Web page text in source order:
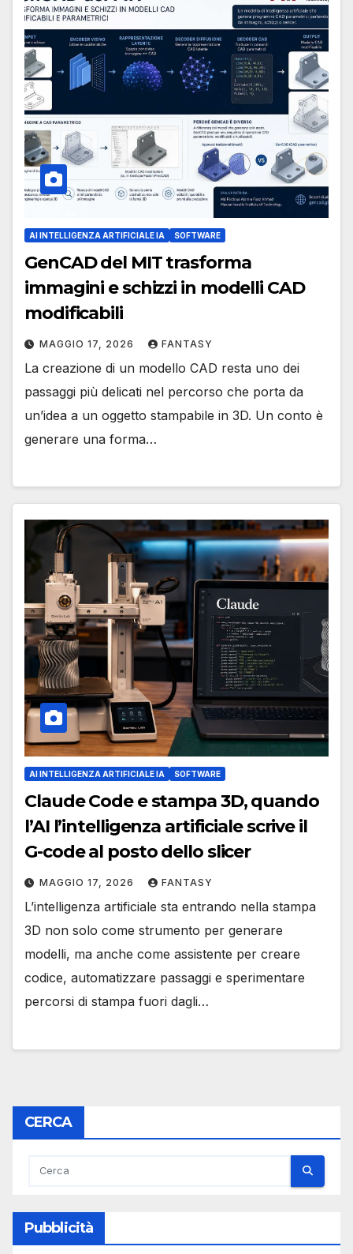
AI INTELLIGENZA ARTIFICIALE IA SOFTWARE
GenCAD del MIT trasforma
immagini e schizzi in modelli CAD
modificabili
MAGGIO 17, 2026 FANTASY
La creazione di un modello CAD resta uno dei
passaggi più delicati nel percorso che porta da
un’idea a un oggetto stampabile in 3D. Un conto è
generare una forma…
AI INTELLIGENZA ARTIFICIALE IA SOFTWARE
Claude Code e stampa 3D, quando
l’AI l’intelligenza artificiale scrive il
G-code al posto dello slicer
MAGGIO 17, 2026 FANTASY
L’intelligenza artificiale sta entrando nella stampa
3D non solo come strumento per generare
modelli, ma anche come assistente per creare
codice, automatizzare passaggi e sperimentare
percorsi di stampa fuori dagli…
CERCA
Pubblicità